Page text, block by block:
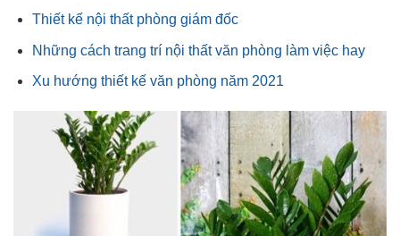
Thiết kế nội thất phòng giám đốc
Những cách trang trí nội thất văn phòng làm việc hay
Xu hướng thiết kế văn phòng năm 2021